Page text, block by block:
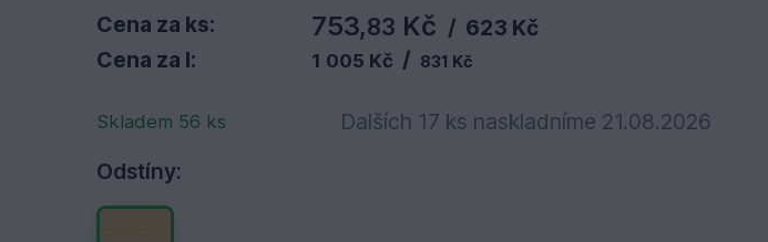
Cena za ks: 753,83 Kč / 623 Kč
Cena za l:
1 005 Kč / 831 Kč
Skladem 56 ks
Dalších 17 ks naskladníme 21.08.2026
Odstíny: